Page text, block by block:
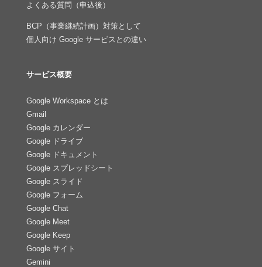
よくある質問（申込後）
BCP（事業継続計画）対策として
個人向け Google サービスとの違い
サービス概要
Google Workspace とは
Gmail
Google カレンダー
Google ドライブ
Google ドキュメント
Google スプレッドシート
Google スライド
Google フォーム
Google Chat
Google Meet
Google Keep
Google サイト
Gemini